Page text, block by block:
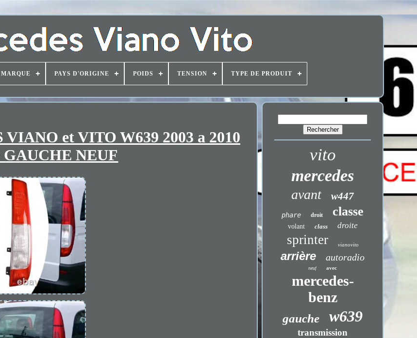
MARQUE PAYS D'ORIGINE POIDS TENSION TYPE DE PRODUIT
et VITO W639 2003 a 2010
NEUF
vito
mercedes
avant w447
phare droit classe
volant class droite
sprinter vianovito
arrière autoradio
neuf avec
mercedes-
benz
gauche w639
transmission